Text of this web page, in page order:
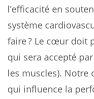
l’efficacité en
système
faire ? Le cœur doit
qui sera accepté
les muscles).
qui influence la